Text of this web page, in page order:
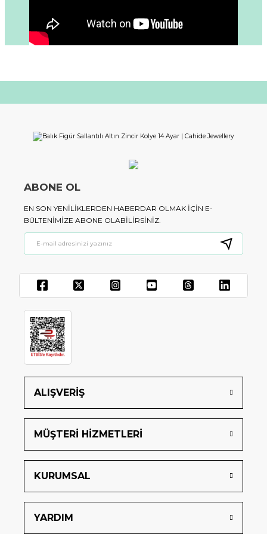
ALIŞVERİŞ
MÜŞTERİ HİZMETLERİ
KURUMSAL
YARDIM
ABONE OL
EN SON YENILIKLERDEN HABERDAR OLMAK IÇIN E-
BÜLTENIMIZE ABONE OLABILIRSINIZ.